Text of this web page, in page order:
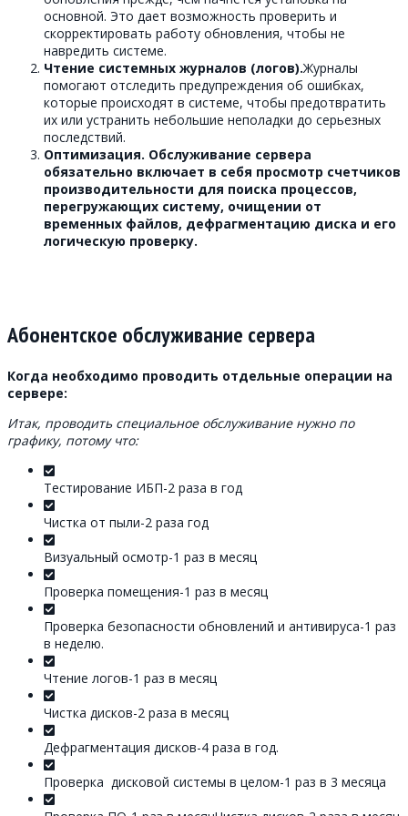
основной. Это дает возможность проверить и
скорректировать работу обновления, чтобы не
навредить системе.
Чтение системных журналов (логов).Журналы
помогают отследить предупреждения об ошибках,
которые происходят в системе, чтобы предотвратить
их или устранить небольшие неполадки до серьезных
последствий.
Оптимизация. Обслуживание сервера
обязательно включает в себя просмотр счетчиков
производительности для поиска процессов,
перегружающих систему, очищении от
временных файлов, дефрагментацию диска и его
логическую проверку.
Абонентское обслуживание сервера
Когда необходимо проводить отдельные операции на
сервере:
Итак, проводить специальное обслуживание нужно по
графику, потому что:
Тестирование ИБП-2 раза в год
Чистка от пыли-2 раза год
Визуальный осмотр-1 раз в месяц
Проверка помещения-1 раз в месяц
Проверка безопасности обновлений и антивируса-1 раз
в неделю.
Чтение логов-1 раз в месяц
Чистка дисков-2 раза в месяц
Дефрагментация дисков-4 раза в год.
Проверка дисковой системы в целом-1 раз в 3 месяца